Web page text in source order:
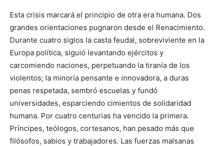
Esta crisis marcará el principio de otra era humana. Dos
grandes orientaciones pugnaron desde el Renacimiento.
Durante cuatro siglos la casta feudal, sobreviviente en la
Europa política, siguió levantando ejércitos y
carcomiendo naciones, perpetuando la tiranía de los
violentos; la minoría pensante e innovadora, a duras
penas respetada, sembró escuelas y fundó
universidades, esparciendo cimientos de solidaridad
humana. Por cuatro centurias ha vencido la primera.
Príncipes, teólogos, cortesanos, han pesado más que
filósofos, sabios y trabajadores. Las fuerzas malsanas